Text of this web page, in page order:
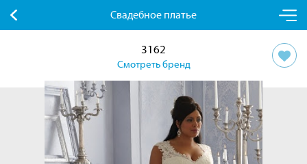
Свадебное платье
3162
Смотреть бренд